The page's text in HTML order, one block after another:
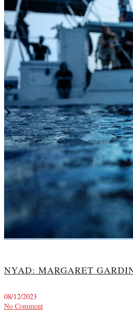
NYAD: MARGARET
08/12/2023
No Comment